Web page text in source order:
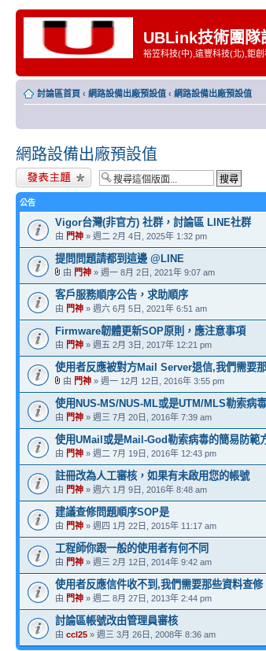
UBLink技術團隊
裕笠科技(中),遠豐科技(北),鉅創
討論區首頁 ‹ 網路設備出廠預設值 ‹ 網路設備出廠預設值
網路設備出廠預設值
發表新主題
公告
Vigor台灣(非官方) 社群，討論區 LINE社群
由 門神 » 週二 2月 4日, 2025年 1:32 pm
提問問題請都到這邊 @LINE
由 門神 » 週一 8月 2日, 2021年 9:07 am
客戶服務順序公告，求助順序
由 門神 » 週六 6月 5日, 2021年 6:51 am
Firmware韌體更新SOP原則，應注意事項
由 門神 » 週五 2月 3日, 2017年 12:21 pm
使用者反應被對方Mail Server退信,我們需要
由 門神 » 週一 12月 12日, 2016年 3:55 pm
使用NUS-MS/NUS-ML或是UTM/MLS勒索病
由 門神 » 週三 7月 20日, 2016年 7:39 am
使用UMail或是Mail-God勒索病毒的簡易防範
由 門神 » 週二 7月 19日, 2016年 12:43 pm
註冊改為人工審核，如果有未啟用您的帳號
由 門神 » 週六 1月 9日, 2016年 8:48 am
建議查修問題順序SOP是
由 門神 » 週四 1月 22日, 2015年 11:17 am
工程師你跟一般的使用者有何不同
由 門神 » 週三 2月 12日, 2014年 9:42 am
使用者反應信件收不到,我們需要那些資料查修
由 門神 » 週二 8月 27日, 2013年 2:44 pm
討論區帳號改由管理員審核
由 ccl25 » 週三 3月 26日, 2008年 8:36 am